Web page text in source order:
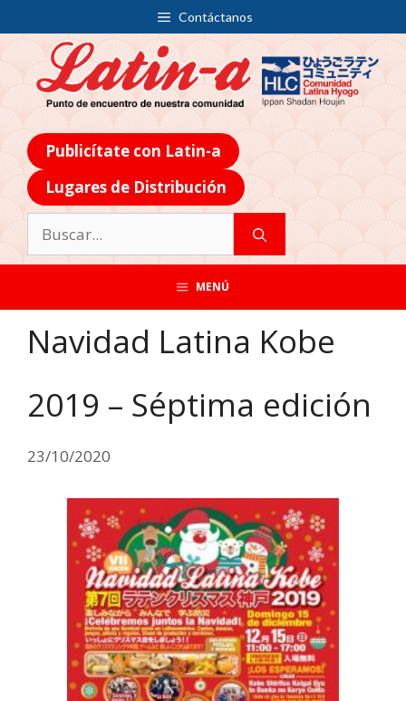
Contáctanos
Publicítate con Latin-a
Lugares de Distribución
MENÚ
Navidad Latina Kobe
2019 – Séptima edición
23/10/2020